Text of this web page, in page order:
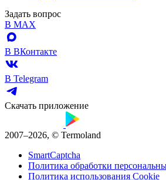
Задать вопрос
В MAX
В ВКонтакте
В Telegram
Скачать приложение
2007–2026, © Termoland
SmartCaptcha
Политика обработки
Политика использования Cookie